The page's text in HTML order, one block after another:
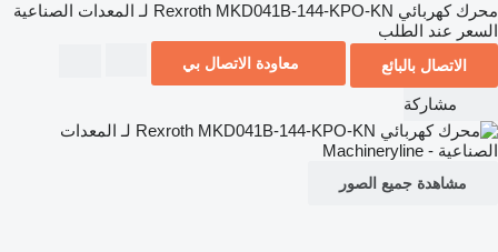
محرك كهربائي Rexroth MKD041B-144-KPO-KN لـ المعدات الصناعية
السعر عند الطلب
الاتصال بالبائع معاودة الاتصال بي
مشاركة
مشاهدة جميع الصور